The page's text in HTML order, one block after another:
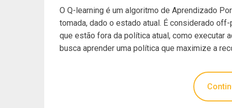
O Q-learning é um algoritmo de Aprendizado
tomada, dado o estado atual. É considerado
que estão fora da política atual, como executar
busca aprender uma política que maximize a